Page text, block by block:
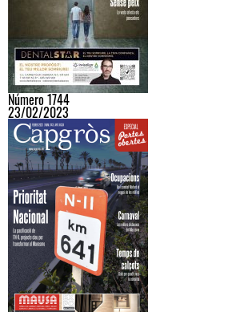
Número 1744
23/02/2023